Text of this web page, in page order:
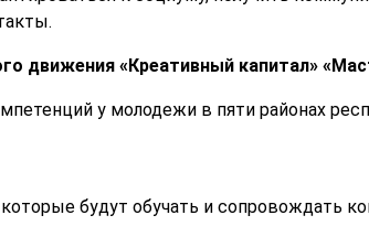
движения «Креативный капитал»
у молодежи в пяти районах
будут обучать и сопровождать